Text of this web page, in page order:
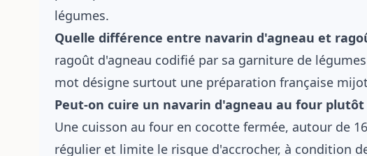
légumes.
Quelle différence entre navarin d'agneau et
ragoût d'agneau codifié par sa garniture de
mot désigne surtout une préparation française
Peut-on cuire un navarin d'agneau au four
Une cuisson au four en cocotte fermée, autour de
régulier et limite le risque d'accrocher, à condition